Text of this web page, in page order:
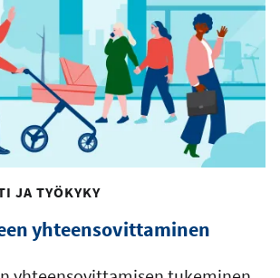
JA TYÖKYKY
yhteensovittaminen